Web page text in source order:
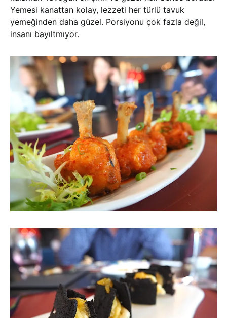
Yemesi kanattan kolay, lezzeti her türlü tavuk
yemeğinden daha güzel. Porsiyonu çok fazla değil,
insanı bayıltmıyor.